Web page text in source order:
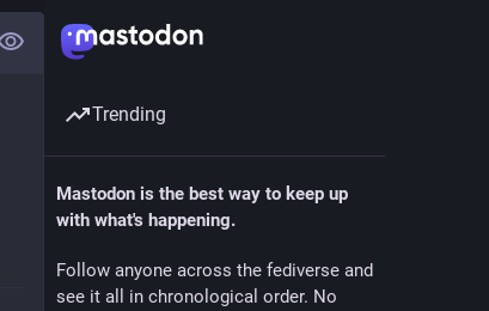
Trending
Mastodon is the best way to keep up
with what's happening.
Follow anyone across the fediverse and
see it all in chronological order. No